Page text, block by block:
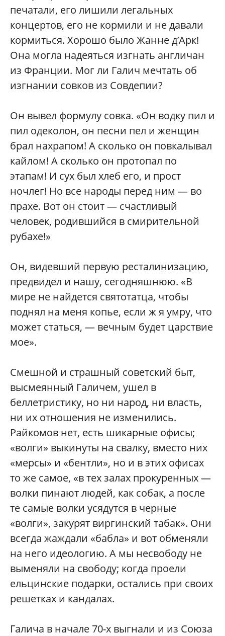
печатали, его лишили легальных
концертов, его не кормили и не давали
кормиться. Хорошо было Жанне д’Арк!
Она могла надеяться изгнать англичан
из Франции. Мог ли Галич мечтать об
изгнании совков из Совдепии?
Он вывел формулу совка. «Он водку пил и
пил одеколон, он песни пел и женщин
брал нахрапом! А сколько он повкалывал
кайлом! А сколько он протопал по
этапам! И сух был хлеб его, и прост
ночлег! Но все народы перед ним — во
прахе. Вот он стоит — счастливый
человек, родившийся в смирительной
рубахе!»
Он, видевший первую ресталинизацию,
предвидел и нашу, сегодняшнюю. «В
мире не найдется святотатца, чтобы
поднял на меня копье, если ж я умру, что
может статься, — вечным будет царствие
мое».
Смешной и страшный советский быт,
высмеянный Галичем, ушел в
беллетристику, но ни народ, ни власть,
ни их отношения не изменились.
Райкомов нет, есть шикарные офисы;
«волги» выкинуты на свалку, вместо них
«мерсы» и «бентли», но и в этих офисах
то же самое, «в тех залах прокуренных —
волки пинают людей, как собак, а после
те самые волки усядутся в черные
«волги», закурят виргинский табак». Они
всегда жаждали «бабла» и вот обменяли
на него идеологию. А мы несвободу не
выменяли на свободу; когда проели
ельцинские подарки, остались при своих
решетках и кандалах.
Галича в начале 70-х выгнали и из Союза